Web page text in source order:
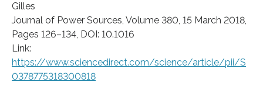
Gilles
Journal of Power Sources, Volume 380, 15 March 2018,
Pages 126–134, DOI: 10.1016
Link:
https://www.sciencedirect.com/science/article/pii/S
0378775318300818